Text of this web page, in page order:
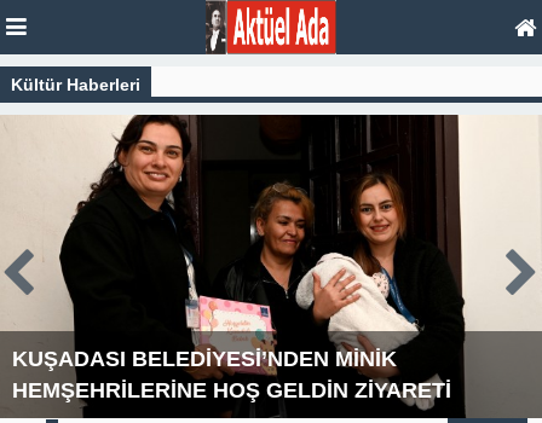
Kültür Haberleri
KUŞADASI BELEDİYESİ’NDEN MİNİK
HEMŞEHRİLERİNE HOŞ GELDİN ZİYARETİ